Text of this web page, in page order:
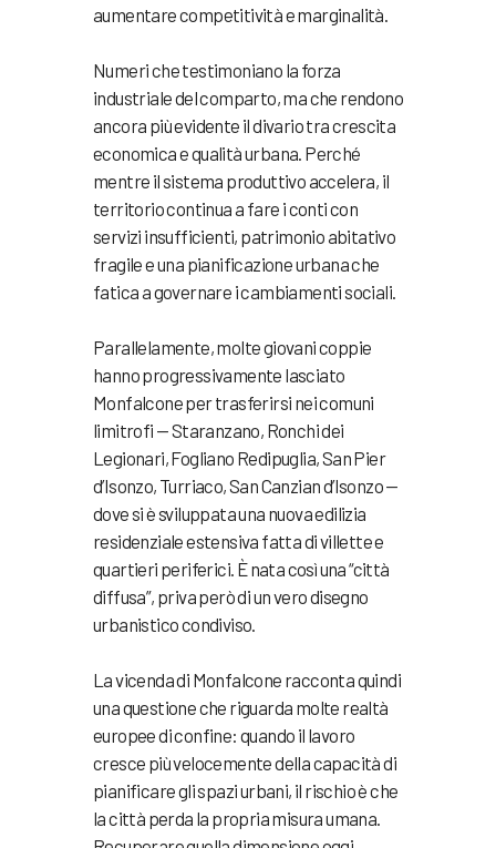
aumentare competitività e marginalità.
Numeri che testimoniano la forza
industriale del comparto, ma che rendono
ancora più evidente il divario tra crescita
economica e qualità urbana. Perché
mentre il sistema produttivo accelera, il
territorio continua a fare i conti con
servizi insufficienti, patrimonio abitativo
fragile e una pianificazione urbana che
fatica a governare i cambiamenti sociali.
Parallelamente, molte giovani coppie
hanno progressivamente lasciato
Monfalcone per trasferirsi nei comuni
limitrofi — Staranzano, Ronchi dei
Legionari, Fogliano Redipuglia, San Pier
d’Isonzo, Turriaco, San Canzian d’Isonzo —
dove si è sviluppata una nuova edilizia
residenziale estensiva fatta di villette e
quartieri periferici. È nata così una “città
diffusa”, priva però di un vero disegno
urbanistico condiviso.
La vicenda di Monfalcone racconta quindi
una questione che riguarda molte realtà
europee di confine: quando il lavoro
cresce più velocemente della capacità di
pianificare gli spazi urbani, il rischio è che
la città perda la propria misura umana.